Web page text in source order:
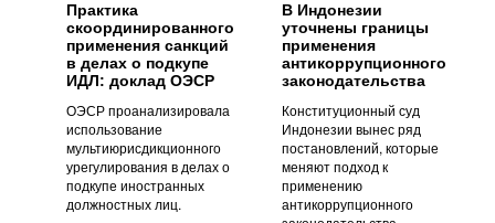
Практика
скоординированного
применения санкций
в делах о подкупе
ИДЛ: доклад ОЭСР
ОЭСР проанализировала
использование
мультиюрисдикционного
урегулирования в делах о
подкупе иностранных
должностных лиц.
В Индонезии
уточнены границы
применения
антикоррупционного
законодательства
Конституционный суд
Индонезии вынес ряд
постановлений, которые
меняют подход к
применению
антикоррупционного